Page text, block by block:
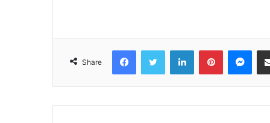
Share
FacebookTwitter LinkedInPinterest